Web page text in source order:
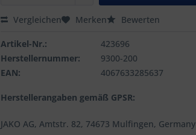
Vergleichen Merken Bewerten
Artikel-Nr.:
423696
Herstellernummer:
9300-200
EAN:
4067633285637
Herstellerangaben gemäß GPSR:
JAKO AG, Amtstr. 82, 74673 Mulfingen, Germany